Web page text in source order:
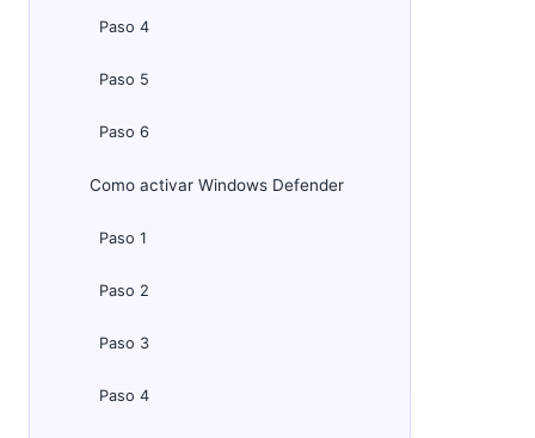
Paso 4
Paso 5
Paso 6
Como activar Windows Defender
Paso 1
Paso 2
Paso 3
Paso 4